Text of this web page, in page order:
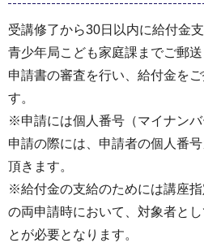
受講修了から30日以内に給付金
青少年局こども家庭課までご郵送
申請書の審査を行い、給付金を
す。
※申請には個人番号（マイナンバ
申請の際には、申請者の個人番
頂きます。
※給付金の支給のためには講座
の両申請時において、対象者と
とが必要となります。